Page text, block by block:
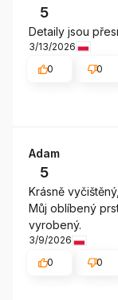
5
Detaily jsou
3/13/2026
0
0
Adam
5
Krásně
Můj oblíbený
vyrobený.
3/9/2026
0
0